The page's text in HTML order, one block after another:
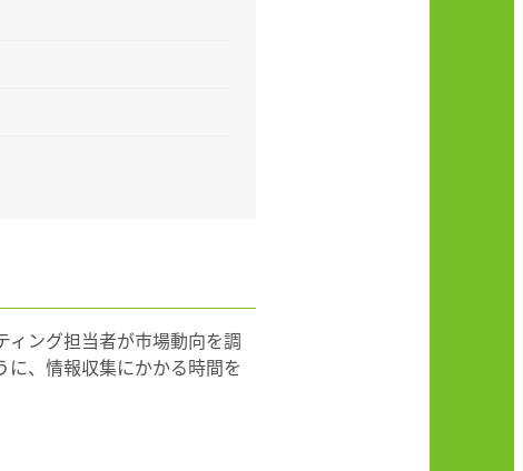
ィング担当者が市場動向を調
、情報収集にかかる時間を